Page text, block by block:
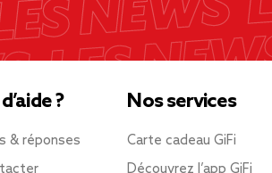
?
& réponses
Nos services
Carte cadeau GiFi
Découvrez l’app GiFi